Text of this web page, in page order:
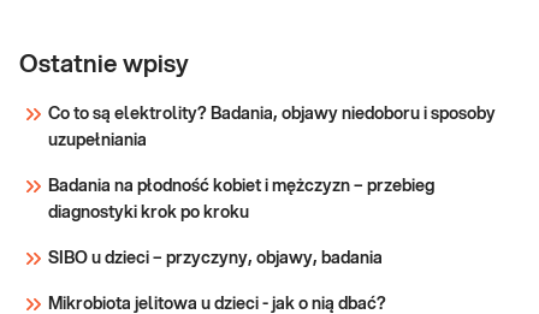
przed dietą -
(badania do
dietetyka)
Dedykowany dla: Kobiet, Mężczyzn, Dzieci
zrealizuj je w punkcie przyjaznym dzieciom
dietetyka i rozpoczęciem diety → W celu
zdiagnozowania
Sprawdź
Ostatnie wpisy
Co to są elektrolity? Badania, objawy niedoboru i sposoby
uzupełniania
Badania na płodność kobiet i mężczyzn – przebieg
diagnostyki krok po kroku
SIBO u dzieci – przyczyny, objawy, badania
Mikrobiota jelitowa u dzieci - jak o nią dbać?